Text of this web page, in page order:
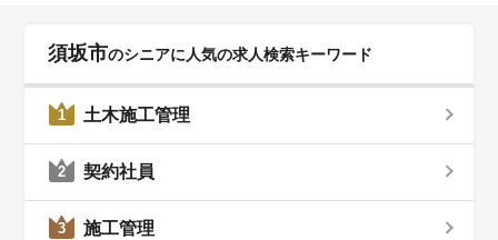
須坂市のシニアに人気の求人検索キーワード
1 土木施工管理
2 契約社員
3 施工管理